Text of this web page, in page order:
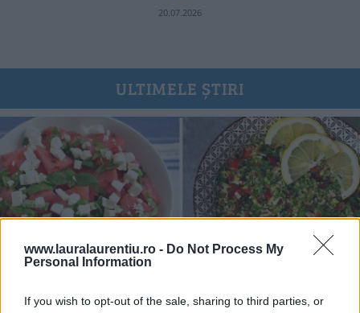
www.lauralaurentiu.ro - Do Not Process My
Personal Information
If you wish to opt-out of the sale, sharing to third parties, or
20.07.2026
ULTIMELE ȘTIRI